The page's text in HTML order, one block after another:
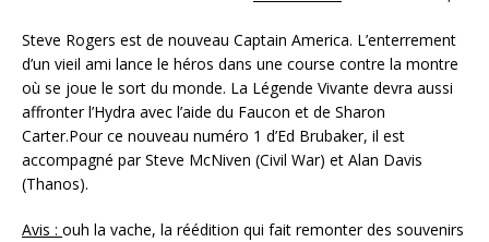
Steve Rogers est de nouveau Captain America. L’enterrement
d’un vieil ami lance le héros dans une course contre la montre
où se joue le sort du monde. La Légende Vivante devra aussi
affronter l’Hydra avec l’aide du Faucon et de Sharon
Carter.Pour ce nouveau numéro 1 d’Ed Brubaker, il est
accompagné par Steve McNiven (Civil War) et Alan Davis
(Thanos).
Avis : ouh la vache, la réédition qui fait remonter des souvenirs